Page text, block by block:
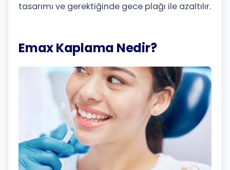
tasarımı ve gerektiğinde gece plağı ile azaltılır.
Emax Kaplama Nedir?